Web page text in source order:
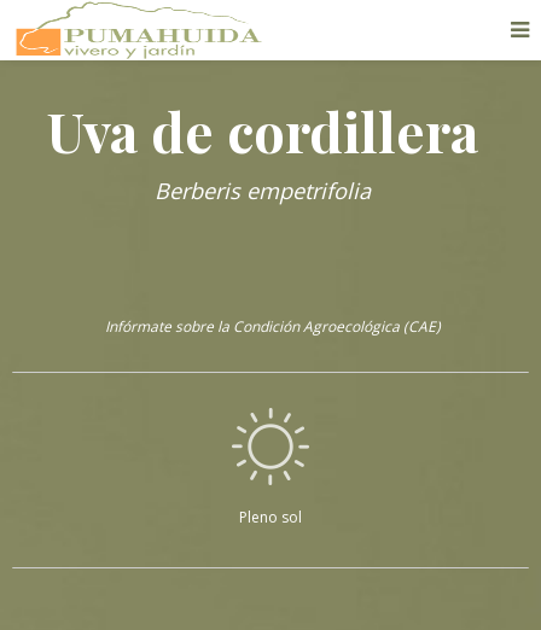
Uva de cordillera
Berberis empetrifolia
Infórmate sobre la Condición Agroecológica (CAE)
Pleno sol